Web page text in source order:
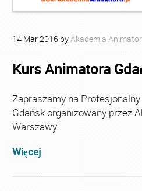
14 Mar2016 byAkademia
Kurs Animatora
Zapraszamy na
Gdańsk organizowany przez
Warszawy.
Więcej